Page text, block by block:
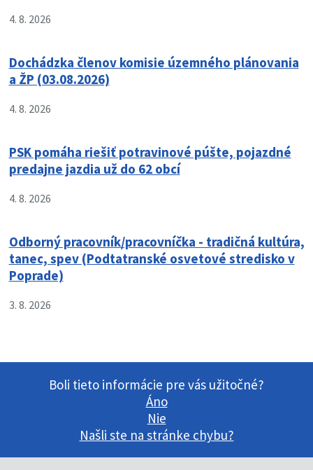
4. 8. 2026
Dochádzka členov komisie územného plánovania
a ŽP (03.08.2026)
4. 8. 2026
PSK pomáha riešiť potravinové púšte, pojazdné
predajne jazdia už do 62 obcí
4. 8. 2026
Odborný pracovník/pracovníčka - tradičná kultúra,
tanec, spev (Podtatranské osvetové stredisko v
Poprade)
3. 8. 2026
Boli tieto informácie pre vás užitočné?
Áno
Nie
Našli ste na stránke chybu?